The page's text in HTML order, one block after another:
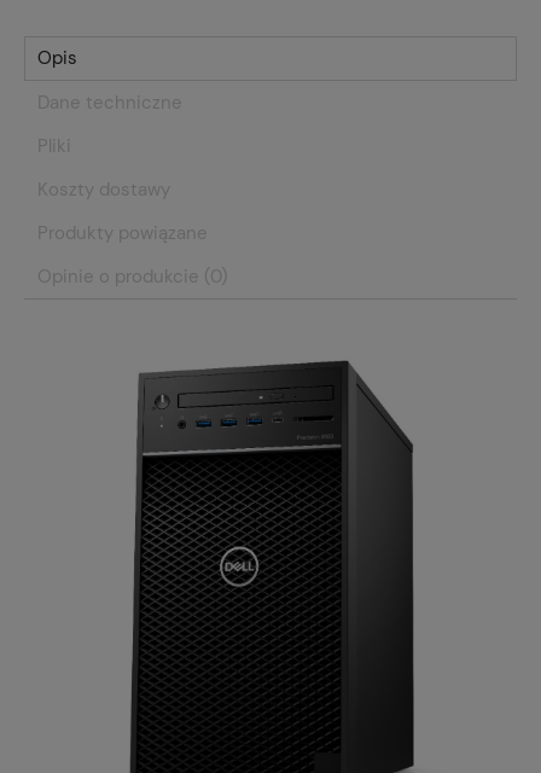
Opis
Dane techniczne
Pliki
Koszty dostawy
Produkty powiązane
Opinie o produkcie (0)